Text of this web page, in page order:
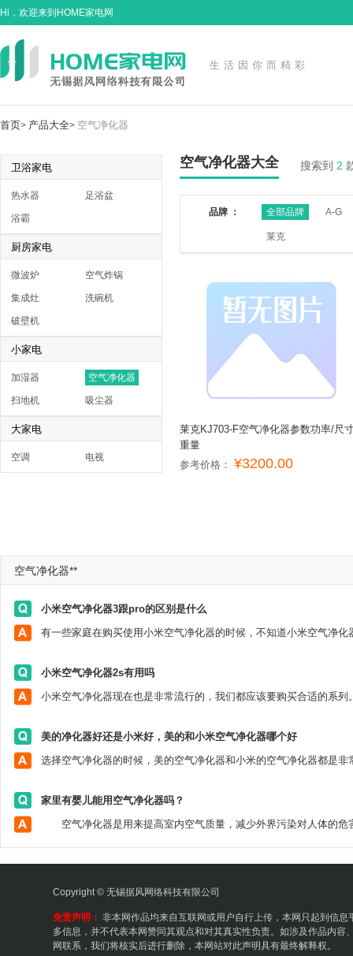
Hi，欢迎来到HOME家电网
生活因你而精彩
首页> 产品大全> 空气净化器
卫浴家电
热水器 足浴盆
浴霸
厨房家电
微波炉 空气炸锅
集成灶 洗碗机
破壁机
小家电
加湿器 空气净化器
扫地机 吸尘器
大家电
空调 电视
空气净化器大全 搜索到 2
品牌 ： 全部品牌 A-G
莱克
莱克KJ703-F空气净化器参数功率/尺
重量
参考价格： ¥3200.00
空气净化器**
小米空气净化器3跟pro的区别是什么
小米空气净化器2s有用吗
美的净化器好还是小米好，美的和小米空气净化器哪个好
家里有婴儿能用空气净化器吗？
Copyright © 无锡据风网络科技有限公司
免责声明： 非本网作品均来自互联网或用户自行上传，本网只起到信息
多信息，并不代表本网赞同其观点和对其真实性负责。如涉及作品内容
网联系，我们将核实后进行删除，本网站对此声明具有最终解释权。